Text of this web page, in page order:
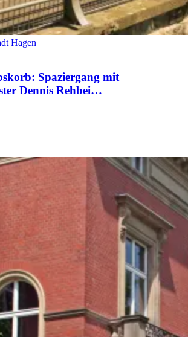
Hagen
Spaziergang mit
Dennis Rehbei…